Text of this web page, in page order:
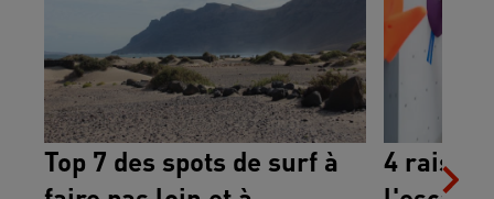
Top 7 des spots de surf à
4